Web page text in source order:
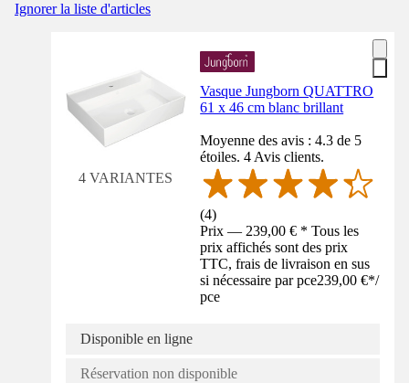
Ignorer la liste d'articles
4 VARIANTES
Vasque Jungborn QUATTRO
61 x 46 cm blanc brillant
Moyenne des avis : 4.3 de 5
étoiles. 4 Avis clients.
(4)
Prix — 239,00 € * Tous les
prix affichés sont des prix
TTC, frais de livraison en sus
si nécessaire par pce239,00 €*/
pce
Disponible en ligne
Réservation non disponible